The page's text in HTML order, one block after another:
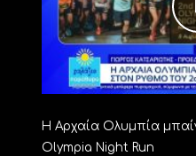
Η Αρχαία Ολυμπία
Olympia Night Run